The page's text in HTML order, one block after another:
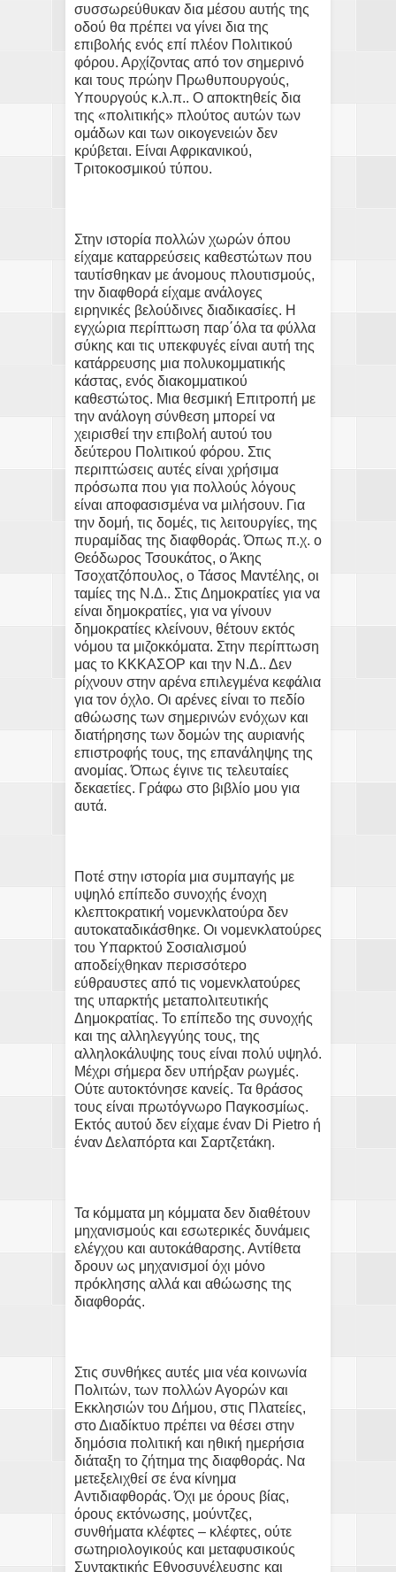
συσσωρεύθυκαν δια μέσου αυτής της
οδού θα πρέπει να γίνει δια της
επιβολής ενός επί πλέον Πολιτικού
φόρου. Αρχίζοντας από τον σημερινό
και τους πρώην Πρωθυπουργούς,
Υπουργούς κ.λ.π.. Ο αποκτηθείς δια
της «πολιτικής» πλούτος αυτών των
ομάδων και των οικογενειών δεν
κρύβεται. Είναι Αφρικανικού,
Τριτοκοσμικού τύπου.
Στην ιστορία πολλών χωρών όπου
είχαμε καταρρεύσεις καθεστώτων που
ταυτίσθηκαν με άνομους πλουτισμούς,
την διαφθορά είχαμε ανάλογες
ειρηνικές βελούδινες διαδικασίες. Η
εγχώρια περίπτωση παρ΄όλα τα φύλλα
σύκης και τις υπεκφυγές είναι αυτή της
κατάρρευσης μια πολυκομματικής
κάστας, ενός διακομματικού
καθεστώτος. Μια θεσμική Επιτροπή με
την ανάλογη σύνθεση μπορεί να
χειρισθεί την επιβολή αυτού του
δεύτερου Πολιτικού φόρου. Στις
περιπτώσεις αυτές είναι χρήσιμα
πρόσωπα που για πολλούς λόγους
είναι αποφασισμένα να μιλήσουν. Για
την δομή, τις δομές, τις λειτουργίες, της
πυραμίδας της διαφθοράς. Όπως π.χ. ο
Θεόδωρος Τσουκάτος, ο Άκης
Τσοχατζόπουλος, ο Τάσος Μαντέλης, οι
ταμίες της Ν.Δ.. Στις Δημοκρατίες για να
είναι δημοκρατίες, για να γίνουν
δημοκρατίες κλείνουν, θέτουν εκτός
νόμου τα μιζοκκόματα. Στην περίπτωση
μας το ΚΚΚΑΣΟΡ και την Ν.Δ.. Δεν
ρίχνουν στην αρένα επιλεγμένα κεφάλια
για τον όχλο. Οι αρένες είναι το πεδίο
αθώωσης των σημερινών ενόχων και
διατήρησης των δομών της αυριανής
επιστροφής τους, της επανάληψης της
ανομίας. Όπως έγινε τις τελευταίες
δεκαετίες. Γράφω στο βιβλίο μου για
αυτά.
Ποτέ στην ιστορία μια συμπαγής με
υψηλό επίπεδο συνοχής ένοχη
κλεπτοκρατική νομενκλατούρα δεν
αυτοκαταδικάσθηκε. Οι νομενκλατούρες
του Υπαρκτού Σοσιαλισμού
αποδείχθηκαν περισσότερο
εύθραυστες από τις νομενκλατούρες
της υπαρκτής μεταπολιτευτικής
Δημοκρατίας. Το επίπεδο της συνοχής
και της αλληλεγγύης τους, της
αλληλοκάλυψης τους είναι πολύ υψηλό.
Μέχρι σήμερα δεν υπήρξαν ρωγμές.
Ούτε αυτοκτόνησε κανείς. Τα θράσος
τους είναι πρωτόγνωρο Παγκοσμίως.
Εκτός αυτού δεν είχαμε έναν Di Pietro ή
έναν Δελαπόρτα και Σαρτζετάκη.
Τα κόμματα μη κόμματα δεν διαθέτουν
μηχανισμούς και εσωτερικές δυνάμεις
ελέγχου και αυτοκάθαρσης. Αντίθετα
δρουν ως μηχανισμοί όχι μόνο
πρόκλησης αλλά και αθώωσης της
διαφθοράς.
Στις συνθήκες αυτές μια νέα κοινωνία
Πολιτών, των πολλών Αγορών και
Εκκλησιών του Δήμου, στις Πλατείες,
στο Διαδίκτυο πρέπει να θέσει στην
δημόσια πολιτική και ηθική ημερήσια
διάταξη το ζήτημα της διαφθοράς. Να
μετεξελιχθεί σε ένα κίνημα
Αντιδιαφθοράς. Όχι με όρους βίας,
όρους εκτόνωσης, μούντζες,
συνθήματα κλέφτες – κλέφτες, ούτε
σωτηριολογικούς και μεταφυσικούς
Συντακτικής Εθνοσυνέλευσης και